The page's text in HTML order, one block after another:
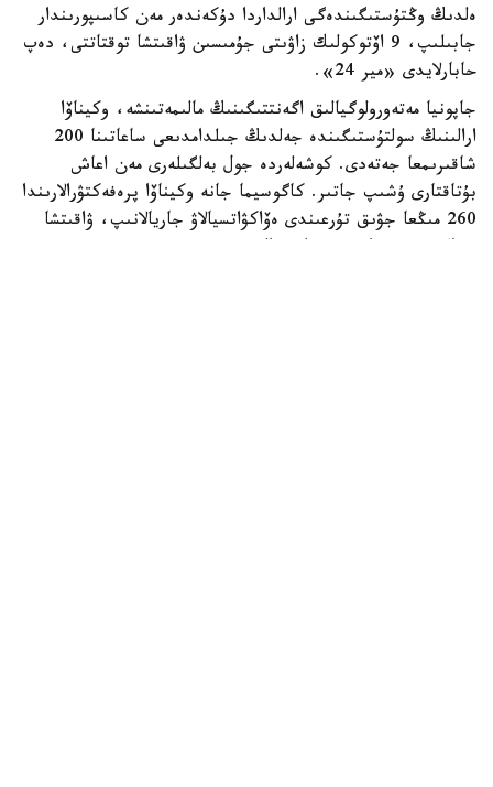
ەلدىڭ وڭتۇستىگىندەگى ارالداردا دۇكەندەر مەن كاسىپورىندار
جابىلىپ، 9 اۆتوكولىك زاۋىتى جۇمىسىن ۋاقىتشا توقتاتتى، دەپ
حابارلايدى «مير 24».
جاپونيا مەتەورولوگيالىق اگەنتتىگىنىڭ مالىمەتىنشە، وكيناۆا
ارالىنىڭ سولتۇستىگىندە جەلدىڭ جىلدامدىعى ساعاتىنا 200
شاقىرىمعا جەتەدى. كوشەلەردە جول بەلگىلەرى مەن اعاش
بۇتاقتارى ۇشىپ جاتىر. كاگوسيما جانە وكيناۆا پرەفەكتۋرالارىندا
260 مىڭعا جۋىق تۇرعىندى ەۆاكۋاتسيالاۋ جاريالانىپ، ۋاقىتشا